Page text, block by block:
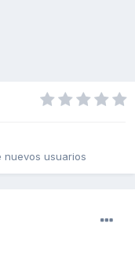
nuevos usuarios